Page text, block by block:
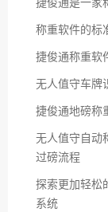
称重软件的标
捷俊通称重软
无人值守车牌
捷俊通地磅称
无人值守自动
过磅流程
探索更加轻松
系统